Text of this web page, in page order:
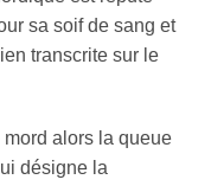
sa soif de sang et
transcrite sur le
alors la queue
désigne la